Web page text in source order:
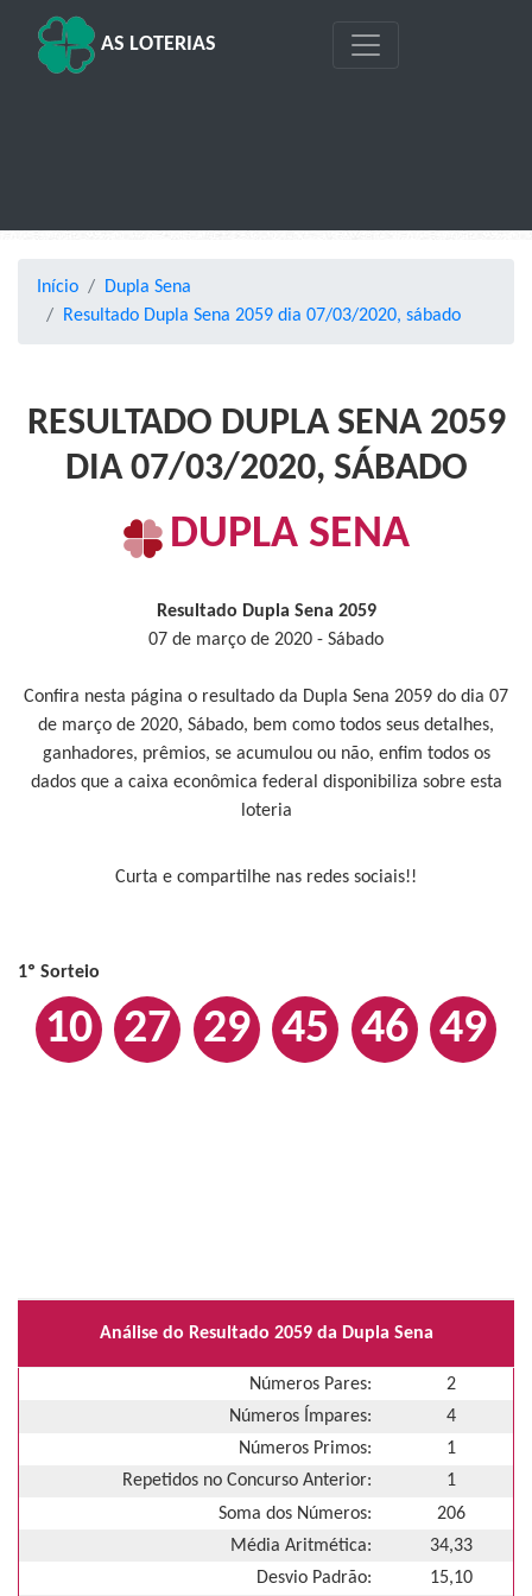
AS LOTERIAS
Início
Dupla Sena
Resultado Dupla Sena 2059 dia 07/03/2020, sábado
RESULTADO DUPLA SENA 2059
DIA 07/03/2020, SÁBADO
DUPLA SENA
Resultado Dupla Sena 2059
07 de março de 2020 - Sábado
Confira nesta página o resultado da Dupla Sena 2059 do dia 07
de março de 2020, Sábado, bem como todos seus detalhes,
ganhadores, prêmios, se acumulou ou não, enfim todos os
dados que a caixa econômica federal disponibiliza sobre esta
loteria
Curta e compartilhe nas redes sociais!!
1º Sorteio
10 27 29 45 46 49
Análise do Resultado 2059 da Dupla Sena
Números Pares:
2
Números Ímpares:
4
Números Primos:
1
Repetidos no Concurso Anterior:
1
Soma dos Números:
206
Média Aritmética:
34,33
Desvio Padrão:
15,10